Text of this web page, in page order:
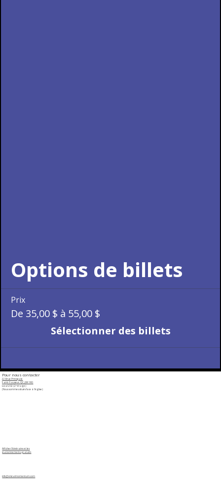
Options de billets
Prix
De 35,00 $ à 55,00 $
Sélectionner des billets
Pour nous contacter
228 rue Principale
Saint-Sauveur, QC, J0R 1R0
Local ​202 (2ᵉ étage)​​
(Nous sommes situés face à l'église)
​​Afficher l'itinéraire et les
stationnements gratuits
info@cristalmomentum.com